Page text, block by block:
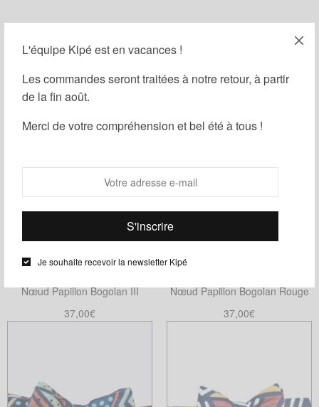
L'équipe Kipé est en vacances !
Les commandes seront traitées à notre retour, à partir
de la fin août.
Merci de votre compréhension et bel été à tous !
Je souhaite recevoir la newsletter Kipé
Filtrer
Nœud Papillon Bogolan III
37,00€
Nœud Papillon Bogolan Rouge
37,00€